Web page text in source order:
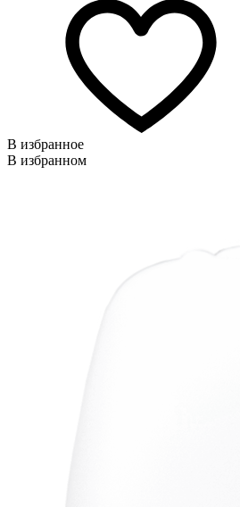
В избранное
В избранном